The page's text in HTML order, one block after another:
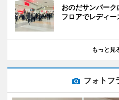
おのだサンパー
フロアでレディー
もっと見
フォトフ